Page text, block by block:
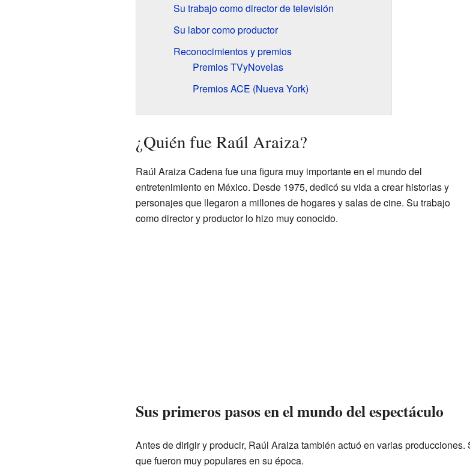
Su trabajo como director de televisión
Su labor como productor
Reconocimientos y premios
Premios TVyNovelas
Premios ACE (Nueva York)
¿Quién fue Raúl Araiza?
Raúl Araiza Cadena fue una figura muy importante en el mundo del
entretenimiento en México. Desde 1975, dedicó su vida a crear historias y
personajes que llegaron a millones de hogares y salas de cine. Su trabajo
como director y productor lo hizo muy conocido.
Sus primeros pasos en el mundo del espectáculo
Antes de dirigir y producir, Raúl Araiza también actuó en varias
que fueron muy populares en su época.